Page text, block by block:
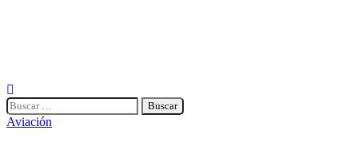
Buscar:
Aviación